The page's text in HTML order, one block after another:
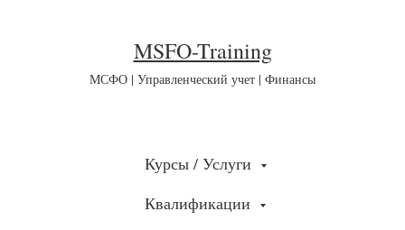
MSFO-Training
МСФО | Управленческий учет | Финансы
Курсы / Услуги
Квалификации